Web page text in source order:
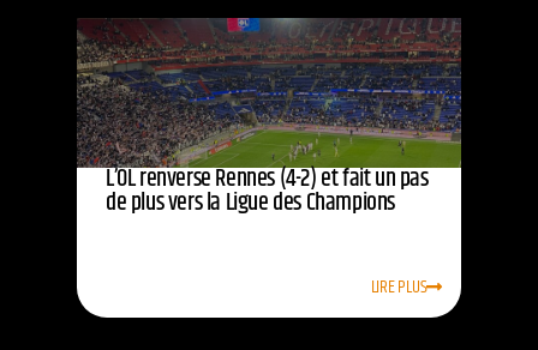
L’OL renverse Rennes (4-2) et fait un pas
de plus vers la Ligue des Champions
LIRE PLUS